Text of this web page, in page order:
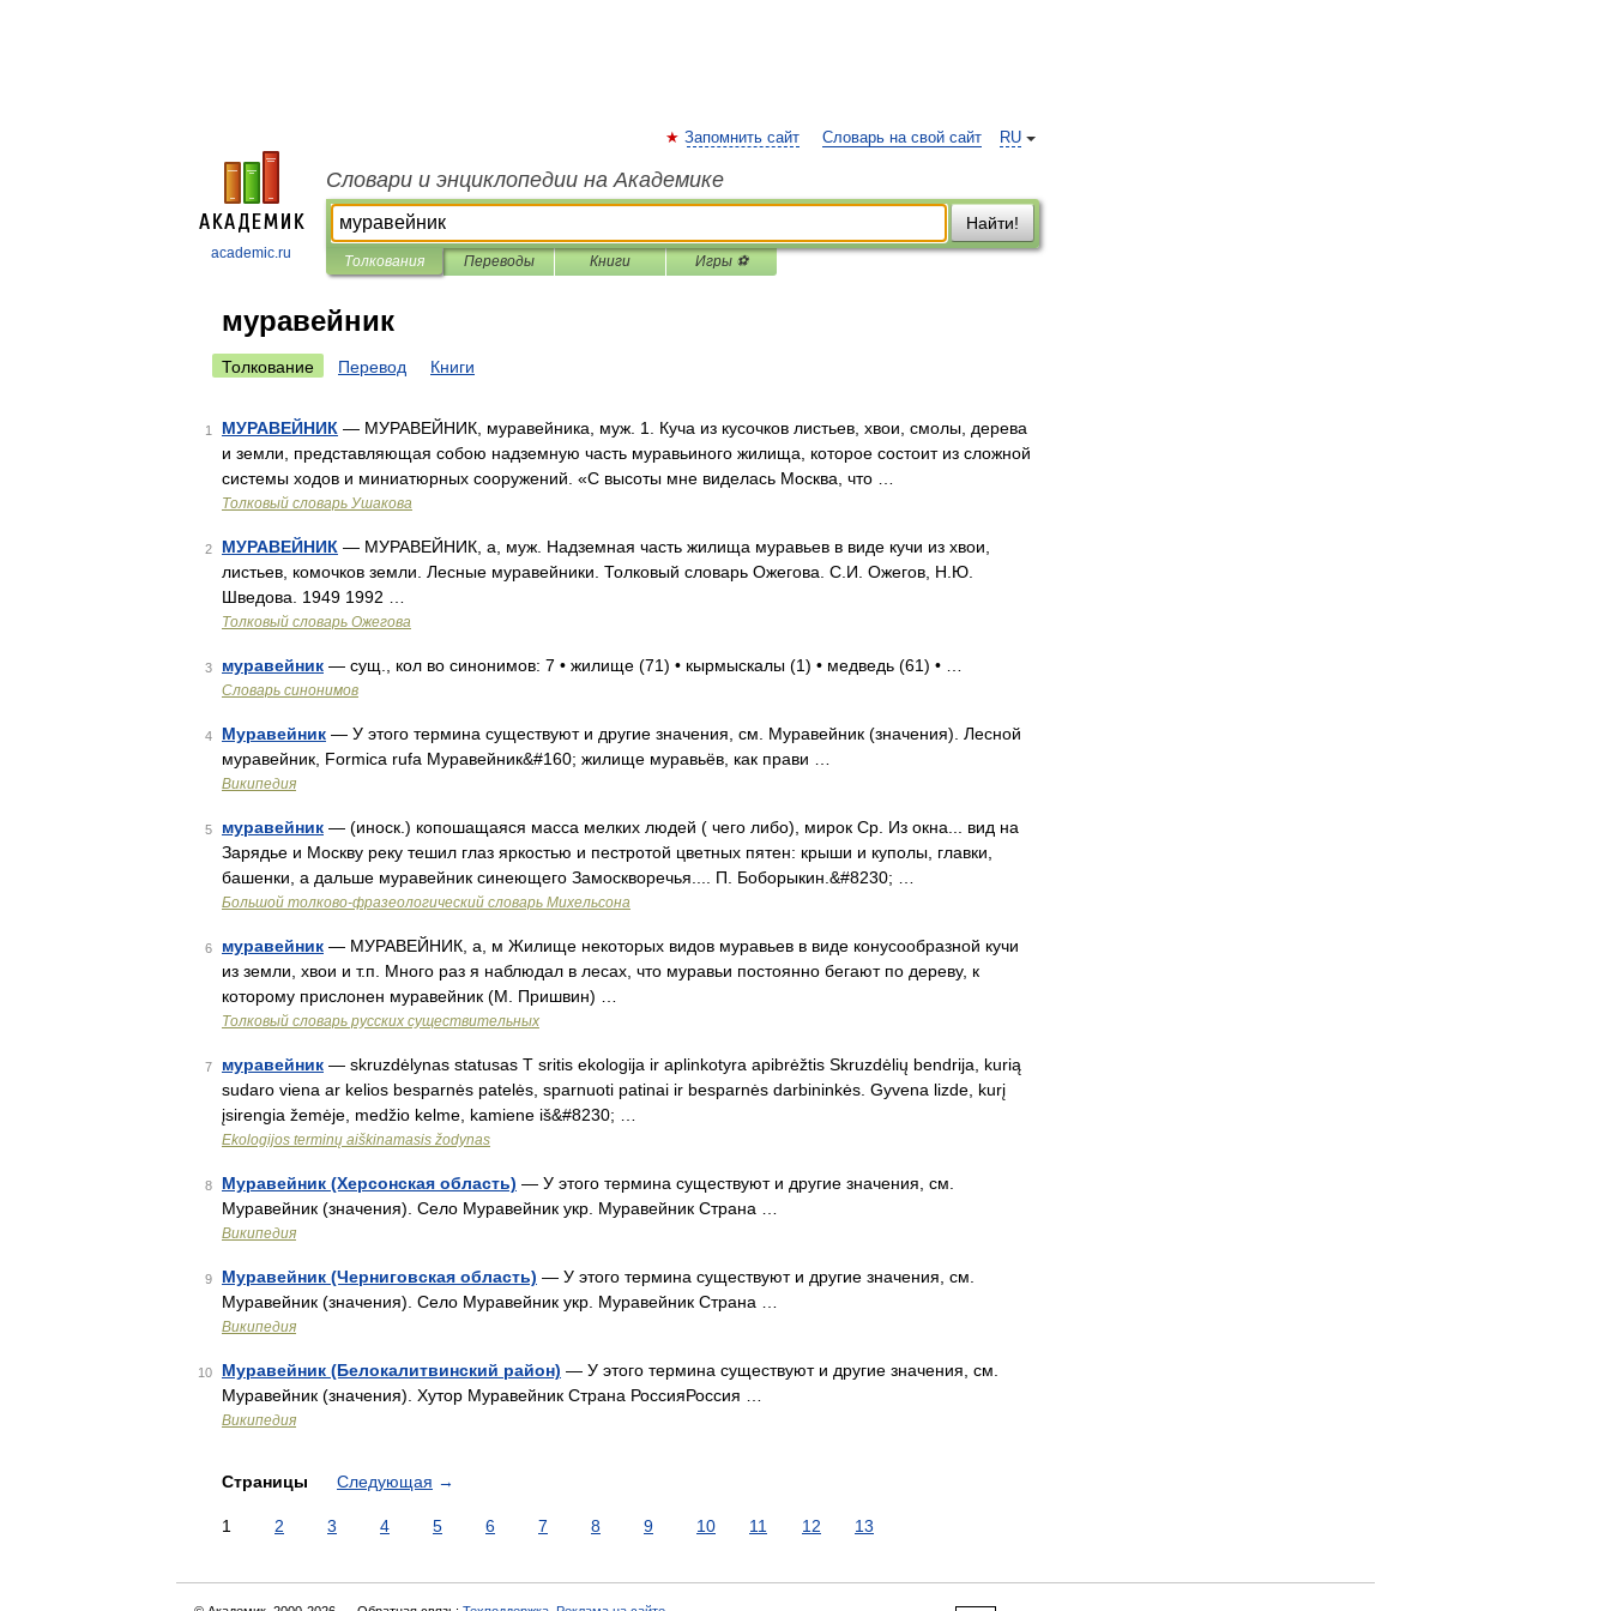
academic.ru
RU
Запомнить сайт Словарь на свой сайт
Словари и энциклопедии на Академике
Найти!
Толкования Переводы Книги Игры ⚽
муравейник
Толкование Перевод Книги
1 МУРАВЕЙНИК — МУРАВЕЙНИК, муравейника, муж. 1. Куча из кусочков листьев, хвои, смолы, дерева
и земли, представляющая собою надземную часть муравьиного жилища, которое состоит из сложной
системы ходов и миниатюрных сооружений. «С высоты мне виделась Москва, что …
Толковый словарь Ушакова
2 МУРАВЕЙНИК — МУРАВЕЙНИК, а, муж. Надземная часть жилища муравьев в виде кучи из хвои,
листьев, комочков земли. Лесные муравейники. Толковый словарь Ожегова. С.И. Ожегов, Н.Ю.
Шведова. 1949 1992 …
Толковый словарь Ожегова
3 муравейник — сущ., кол во синонимов: 7 • жилище (71) • кырмыскалы (1) • медведь (61) • …
Словарь синонимов
4 Муравейник — У этого термина существуют и другие значения, см. Муравейник (значения). Лесной
муравейник, Formica rufa Муравейник&#160; жилище муравьёв, как прави …
Википедия
5 муравейник — (иноск.) копошащаяся масса мелких людей ( чего либо), мирок Ср. Из окна... вид на
Зарядье и Москву реку тешил глаз яркостью и пестротой цветных пятен: крыши и куполы, главки,
башенки, а дальше муравейник синеющего Замоскворечья.... П. Боборыкин.&#8230; …
Большой толково-фразеологический словарь Михельсона
6 муравейник — МУРАВЕЙНИК, а, м Жилище некоторых видов муравьев в виде конусообразной кучи
из земли, хвои и т.п. Много раз я наблюдал в лесах, что муравьи постоянно бегают по дереву, к
которому прислонен муравейник (М. Пришвин) …
Толковый словарь русских существительных
7 муравейник — skruzdėlynas statusas T sritis ekologija ir aplinkotyra apibrėžtis Skruzdėlių bendrija, kurią
sudaro viena ar kelios besparnės patelės, sparnuoti patinai ir besparnės darbininkės. Gyvena lizde, kurį
įsirengia žemėje, medžio kelme, kamiene iš&#8230; …
Ekologijos terminų aiškinamasis žodynas
8 Муравейник (Херсонская область) — У этого термина существуют и другие значения, см.
Муравейник (значения). Село Муравейник укр. Муравейник Страна …
Википедия
9 Муравейник (Черниговская область) — У этого термина существуют и другие значения, см.
Муравейник (значения). Село Муравейник укр. Муравейник Страна …
Википедия
10 Муравейник (Белокалитвинский район) — У этого термина существуют и другие значения, см.
Муравейник (значения). Хутор Муравейник Страна РоссияРоссия …
Википедия
Страницы Следующая →
1 2 3 4 5 6 7 8 9 10 11 12 13